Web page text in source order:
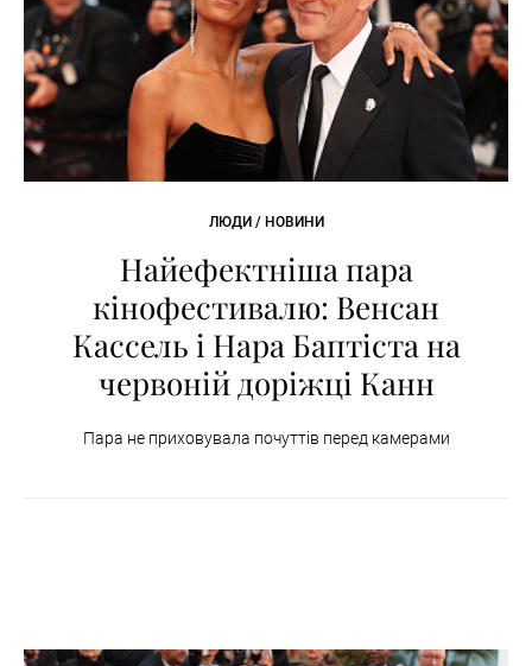
ЛЮДИ / НОВИНИ
Найефектніша пара
кінофестивалю: Венсан
Кассель і Нара Баптіста на
червоній доріжці Канн
Пара не приховувала почуттів перед камерами